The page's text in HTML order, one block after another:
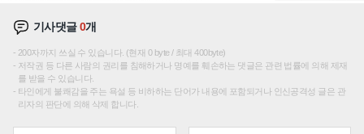
기사댓글0개
200자까지 쓰실 수 있습니다. (현재 0 byte / 최대 400byte)
저작권 등 다른 사람의 권리를 침해하거나 명예를 훼손하는 댓글은 관련 법률에 의해 제재
를 받을 수 있습니다.
타인에게 불쾌감을 주는 욕설 등 비하하는 단어가 내용에 포함되거나 인신공격성 글은 관
리자의 판단에 의해 삭제 합니다.